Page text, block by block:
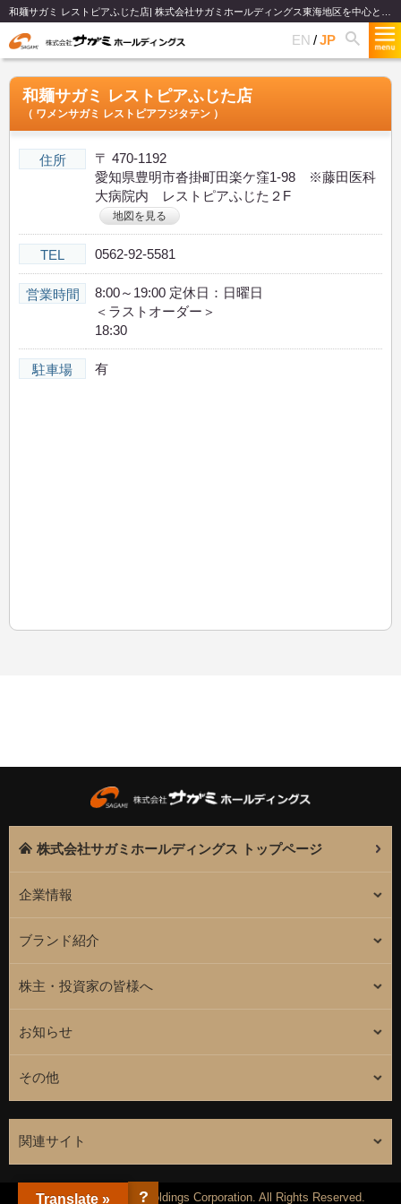
EN JP
和麺サガミ レストピアふじた店
（ ワメンサガミ レストピアフジタテン ）
住所
〒 470-1192
愛知県豊明市沓掛町田楽ケ窪1-98 ※藤田医科
大病院内 レストピアふじた２F
地図を見る
TEL 0562‐92‐5581
営業時間
8:00～19:00 定休日：日曜日
＜ラストオーダー＞
18:30
駐車場 有
株式会社サガミホールディングス トップページ
企業情報
ブランド紹介
株主・投資家の皆様へ
お知らせ
その他
関連サイト
Copyright(c) Sagami Holdings Corporation. All Rights Reserved.
?
Translate »